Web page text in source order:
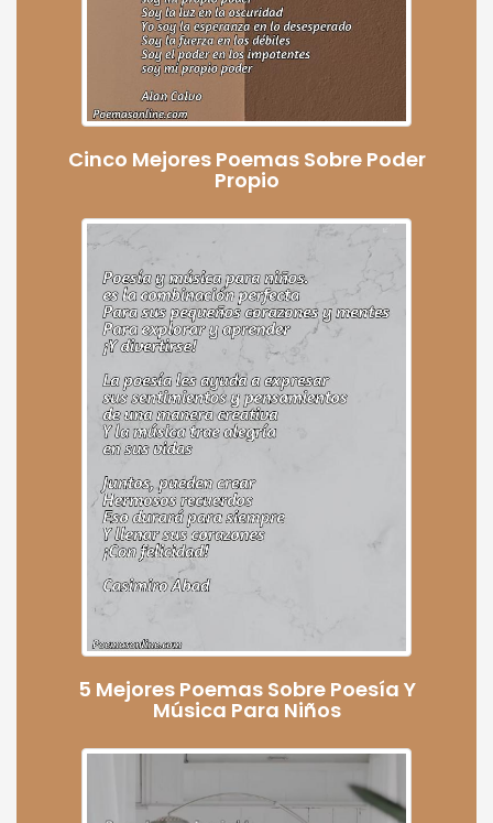
Cinco Mejores Poemas Sobre Poder
Propio
5 Mejores Poemas Sobre Poesía Y
Música Para Niños